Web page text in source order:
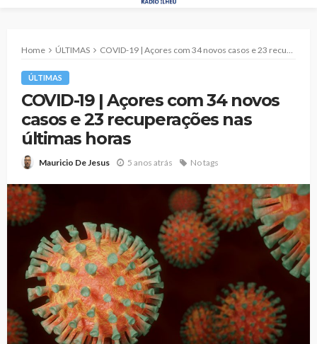
Home ÚLTIMAS COVID-19 | Açores com 34 novos casos e 23 recuperações nas últimas horas
ÚLTIMAS
COVID-19 | Açores com 34 novos
casos e 23 recuperações nas
últimas horas
Mauricio De Jesus 5 anos atrás No tags